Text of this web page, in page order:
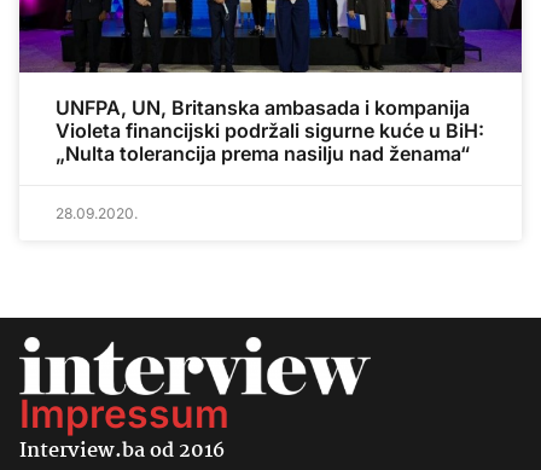
UNFPA, UN, Britanska ambasada i kompanija
Violeta financijski podržali sigurne kuće u BiH:
„Nulta tolerancija prema nasilju nad ženama“
28.09.2020.
Impressum
Interview.ba od 2016